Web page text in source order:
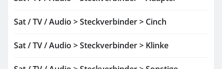
Sat / TV / Audio > Steckverbinder > Cinch
Sat / TV / Audio > Steckverbinder > Klinke